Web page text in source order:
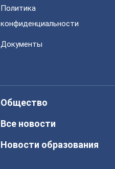
Политика
конфиденциальности
Документы
Общество
Все новости
Новости образования